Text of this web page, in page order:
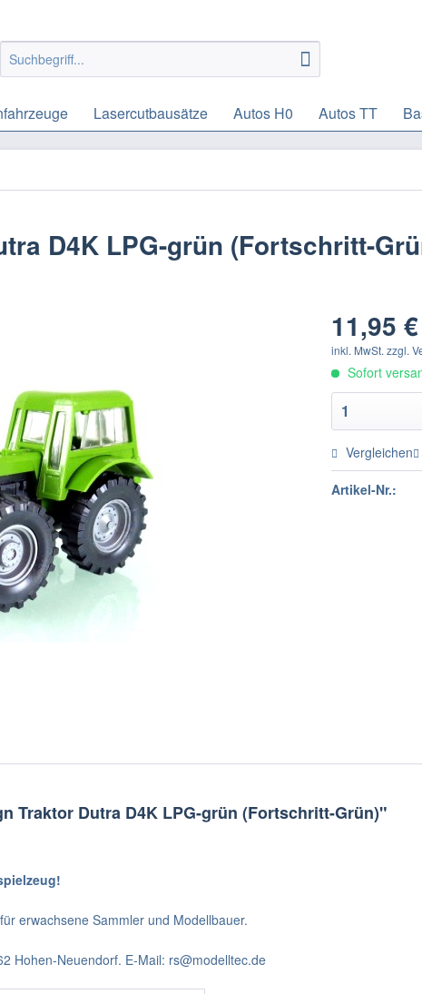
Lasercutbausätze Autos H0 Autos TT
D4K LPG-grün (Fortschritt-
11,95
inkl. MwSt.zzgl.
Sofort
Vergleichen
Artikel-Nr.:
Traktor Dutra D4K LPG-grün (Fortschritt-Grün)"
erwachsene Sammler und Modellbauer.
Hohen-Neuendorf. E-Mail: rs@modelltec.de